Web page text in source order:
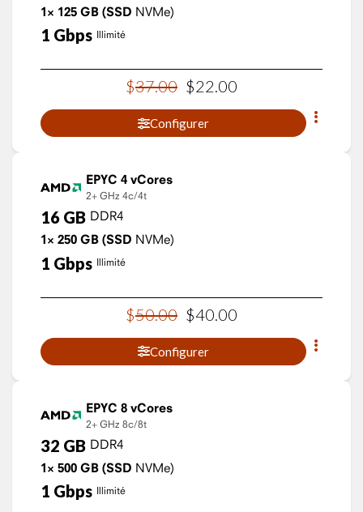
1× 125 GB (SSD NVMe)
1 Gbps Illimité
$37.00 $22.00
Configurer
EPYC 4 vCores
2+ GHz 4c/4t
16 GB DDR4
1× 250 GB (SSD NVMe)
1 Gbps Illimité
$50.00 $40 00
Configurer
EPYC 8 vCores
2+ GHz 8c/8t
32 GB DDR4
1× 500 GB (SSD NVMe)
1 Gbps Illimité